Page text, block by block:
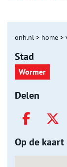
onh.nl > home >
Stad
Wormer
Delen
Op de kaart